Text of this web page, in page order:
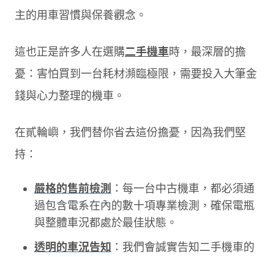
主的用車習慣與保養觀念。
這也正是許多人在選購二手機車時，最深層的擔
憂：害怕買到一台耗材瀕臨極限，需要投入大筆金
錢與心力整理的機車。
在貳輪嶼，我們替你省去這份擔憂，因為我們堅
持：
嚴格的售前檢測 ：每一台中古機車，都必須通
過包含電系在內的數十項專業檢測，確保電瓶
與整體車況都處於最佳狀態。
透明的車況告知 ：我們會誠實告知二手機車的